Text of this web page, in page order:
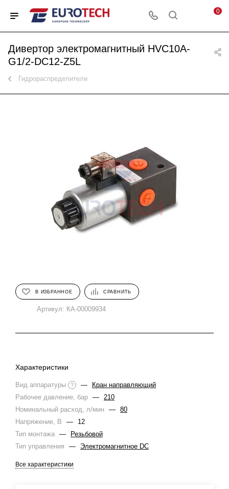
0
Дивертор электромагнитный HVC10A-
G1/2-DC12-Z5L
Гидрораспределители
В ИЗБРАННОЕ СРАВНИТЬ
Артикул: КА-00009934
Характеристики
Вид аппаратуры ? —
Кран направляющий
Рабочее давление, бар — 210
Номинальный расход, л/мин — 80
Напряжение, В
—
12
Тип монтажа —
Резьбовой
Тип управления
— Электромагнитное DC
Все характеристики